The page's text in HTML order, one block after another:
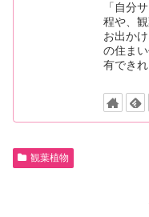
「自分
程や、
お出か
の住ま
有できれ
観葉植物